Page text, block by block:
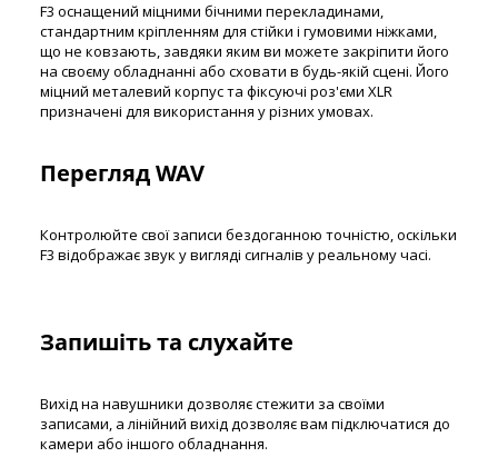
F3 оснащений міцними бічними перекладинами,
стандартним кріпленням для стійки і гумовими ніжками,
що не ковзають, завдяки яким ви можете закріпити його
на своєму обладнанні або сховати в будь-якій сцені. Його
міцний металевий корпус та фіксуючі роз'єми XLR
призначені для використання у різних умовах.
Перегляд WAV
Контролюйте свої записи бездоганною точністю, оскільки
F3 відображає звук у вигляді сигналів у реальному часі.
Запишіть та слухайте
Вихід на навушники дозволяє стежити за своїми
записами, а лінійний вихід дозволяє вам підключатися до
камери або іншого обладнання.